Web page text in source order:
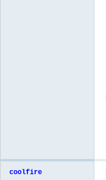
coolfire